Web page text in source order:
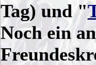
Tag) und "
Noch ein